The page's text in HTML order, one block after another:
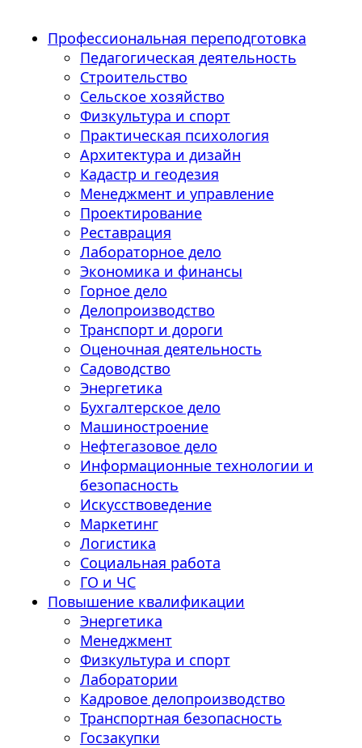
Профессиональная переподготовка
Педагогическая деятельность
Строительство
Сельское хозяйство
Физкультура и спорт
Практическая психология
Архитектура и дизайн
Кадастр и геодезия
Менеджмент и управление
Проектирование
Реставрация
Лабораторное дело
Экономика и финансы
Горное дело
Делопроизводство
Транспорт и дороги
Оценочная деятельность
Садоводство
Энергетика
Бухгалтерское дело
Машиностроение
Нефтегазовое дело
Информационные технологии и
безопасность
Искусствоведение
Маркетинг
Логистика
Социальная работа
ГО и ЧС
Повышение квалификации
Энергетика
Менеджмент
Физкультура и спорт
Лаборатории
Кадровое делопроизводство
Транспортная безопасность
Госзакупки